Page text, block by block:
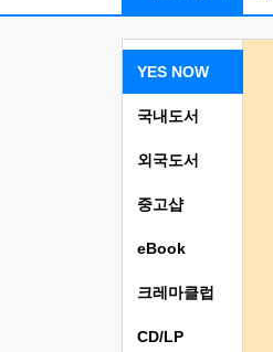
YES NOW
국내도서
외국도서
중고샵
eBook
크레마클럽
CD/LP